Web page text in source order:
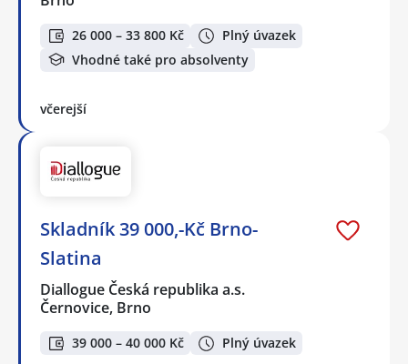
26 000 – 33 800 Kč
Plný úvazek
Vhodné také pro absolventy
včerejší
Skladník 39 000,-Kč Brno-
Slatina
Diallogue Česká republika a.s.
Černovice, Brno
39 000 – 40 000 Kč Plný úvazek